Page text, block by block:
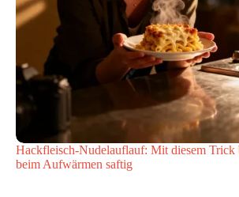
Hackfleisch-Nudelauflauf: Mit diesem Trick
beim Aufwärmen saftig